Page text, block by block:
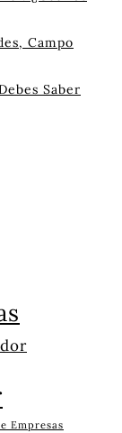
Campo
Saber
Empresas